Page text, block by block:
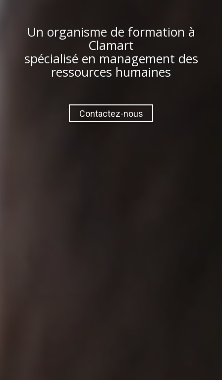
Un organisme de formation à
Clamart
spécialisé en management des
ressources humaines
Contactez-nous